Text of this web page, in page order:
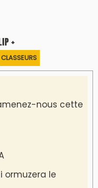
+
CLASSEURS
nous cette
ormuzera le